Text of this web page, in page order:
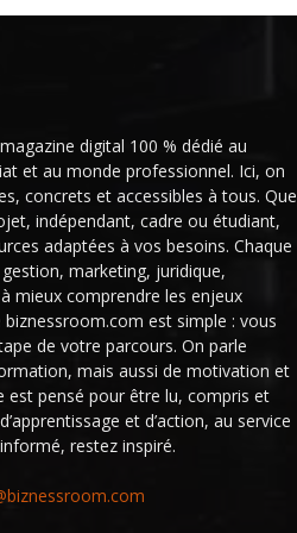
digital 100 % dédié au
et au monde professionnel. Ici, on
concrets et accessibles à tous. Que
indépendant, cadre ou étudiant,
adaptées à vos besoins. Chaque
marketing, juridique,
mieux comprendre les enjeux
biznessroom.com est simple : vous
de votre parcours. On parle
mais aussi de motivation et
est pensé pour être lu, compris et
et d’action, au service
restez inspiré.